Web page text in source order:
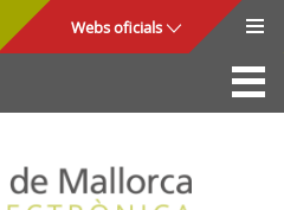
Webs oficials
La Seu
Consell de Mallorca